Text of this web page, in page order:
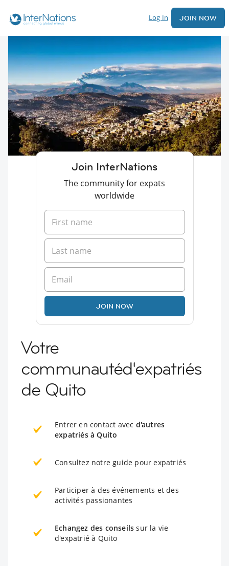
Log In JOIN NOW
Join InterNations
The community for expats
worldwide
JOIN NOW
Votre
communautéd'expatriés
de Quito
Entrer en contact avec d'autres
expatriés à Quito
Consultez notre guide pour expatriés
Participer à des événements et des
activités passionantes
Echangez des conseils sur la vie
d'expatrié à Quito